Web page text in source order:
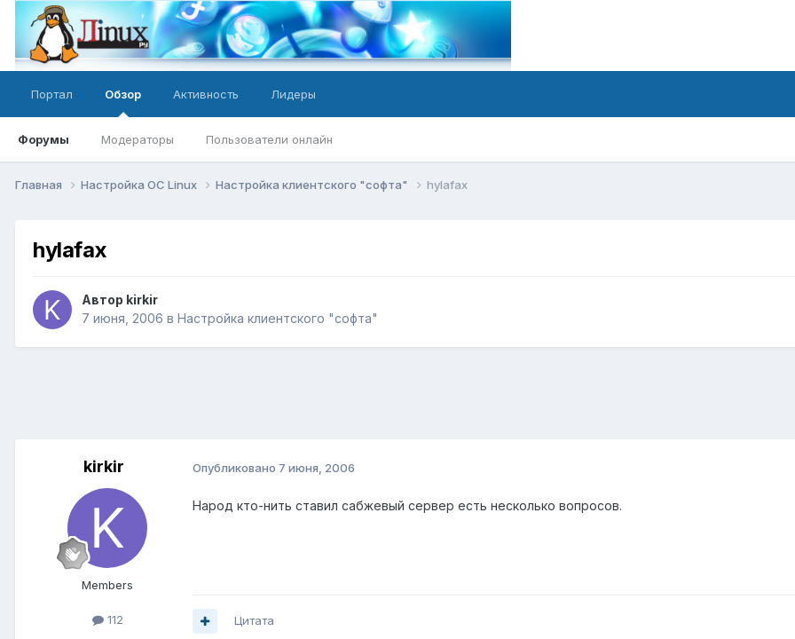
Портал Обзор
Форумы Модераторы Пользователи онлайн
Активность Лидеры
Главная Настройка ОС Linux Настройка клиентского "софта" hylafax
hylafax
Автор kirkir
7 июня, 2006 в Настройка клиентского "софта"
kirkir
Members
112
Опубликовано 7 июня, 2006
Народ кто-нить ставил сабжевый сервер есть несколько вопросов.
Цитата